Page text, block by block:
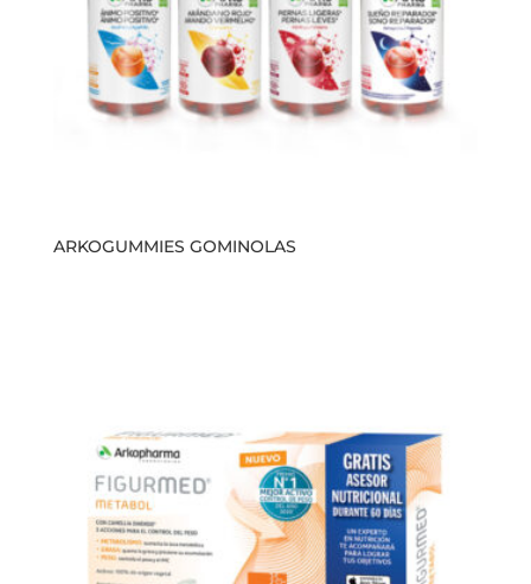
ARKOGUMMIES GOMINOLAS